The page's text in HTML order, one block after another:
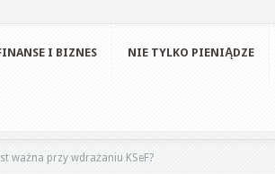
I BIZNES NIE TYLKO PIENIĄDZE
ważna przy wdrażaniu KSeF?